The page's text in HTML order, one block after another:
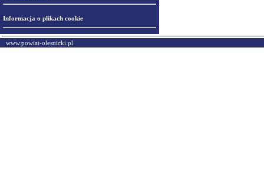
Informacja o plikach cookie
www.powiat-olesnicki.pl